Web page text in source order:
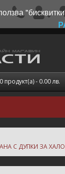
0 продукт(а) - 0.00 лв.
С ДУПКИ ЗА